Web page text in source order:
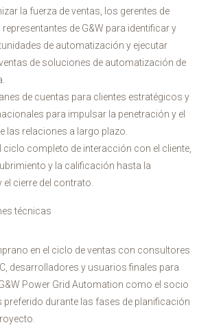
la fuerza de ventas, los gerentes de
de G&W para identificar y
de automatización y ejecutar
de soluciones de automatización de
de cuentas para clientes estratégicos y
para impulsar la penetración y el
las relaciones a largo plazo.
ciclo completo de interacción con el cliente,
y la calificación hasta la
cierre del contrato.
técnicas
en el ciclo de ventas con consultores
desarrolladores y usuarios finales para
Power Grid Automation como el socio
preferido durante las fases de planificación